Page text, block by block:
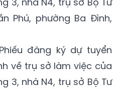
Phú, phường Ba Đình,
đăng ký dự tuyển
về trụ sở làm việc của
3, nhà N4, trụ sở Bộ Tư